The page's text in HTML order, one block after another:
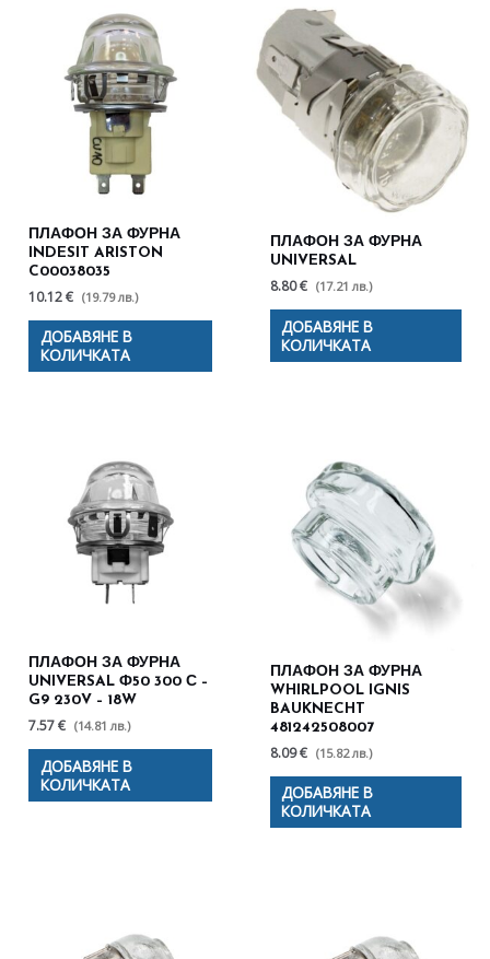
ПЛАФОН ЗА ФУРНА
INDESIT ARISTON
C00038035
10.12 € (19.79 лв.)
ДОБАВЯНЕ В
КОЛИЧКАТА
ПЛАФОН ЗА ФУРНА
UNIVERSAL
8.80 € (17.21 лв.)
ДОБАВЯНЕ В
КОЛИЧКАТА
ПЛАФОН ЗА ФУРНА
UNIVERSAL Ф50 300 С –
G9 230V – 18W
7.57 € (14.81 лв.)
ДОБАВЯНЕ В
КОЛИЧКАТА
ПЛАФОН ЗА ФУРНА
WHIRLPOOL IGNIS
BAUKNECHT
481242508007
8.09 € (15.82 лв.)
ДОБАВЯНЕ В
КОЛИЧКАТА